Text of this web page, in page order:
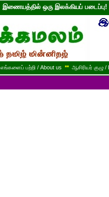
இணையத்தில் ஒரு இலக்கியப்
எங்களைப் பற்றி / About us ** ஆசிரியர் குழு